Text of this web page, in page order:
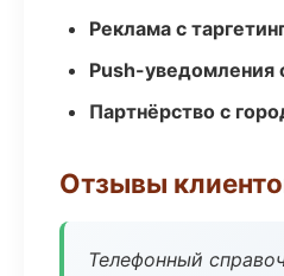
Реклама с
Push-уведомления
Партнёрство с
Отзывы
Телефонный